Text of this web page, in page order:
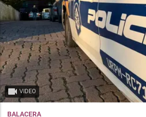
VIDEO
BALACERA